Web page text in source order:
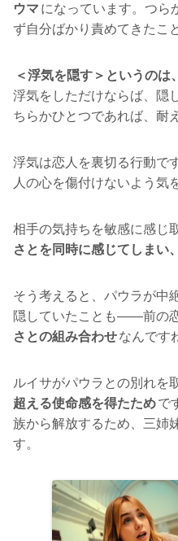
ウマ になっています。つら
ず自分ばかり責めてきたこ
＜浮気を隠す＞というのは
浮気をしただけならば、
ちらかひとつであれば、耐
浮気は恋人を裏切る行動で
人の心を傷付けないよう気
相手の気持ちを敏感に感じ
さとを同時に感じてしまい
そう考えると、パウラが中
隠していたことも――前の
さとの組み合わせなんです
ルイサがパウラとの別れを
超える使命感を得たためで
族から解放するため、三姉
す。